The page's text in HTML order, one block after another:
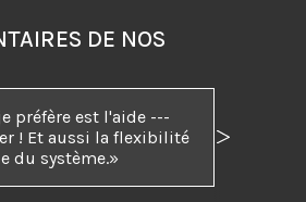
DE NOS
préfère est l'aide ---
! Et aussi la flexibilité
du système.
Suivant